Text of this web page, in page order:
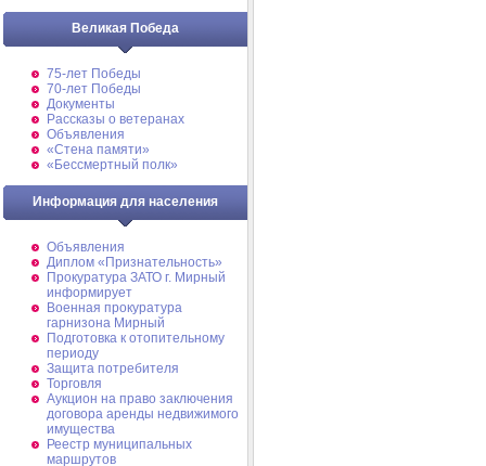
Великая Победа
75-лет Победы
70-лет Победы
Документы
Рассказы о ветеранах
Объявления
«Стена памяти»
«Бессмертный полк»
Информация для населения
Объявления
Диплом «Признательность»
Прокуратура ЗАТО г. Мирный
информирует
Военная прокуратура
гарнизона Мирный
Подготовка к отопительному
периоду
Защита потребителя
Торговля
Аукцион на право заключения
договора аренды недвижимого
имущества
Реестр муниципальных
маршрутов